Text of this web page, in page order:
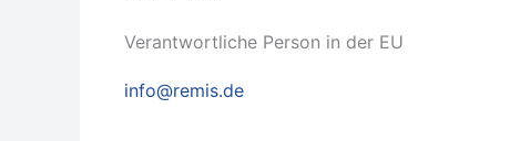
Verantwortliche Person in der EU
info@remis.de